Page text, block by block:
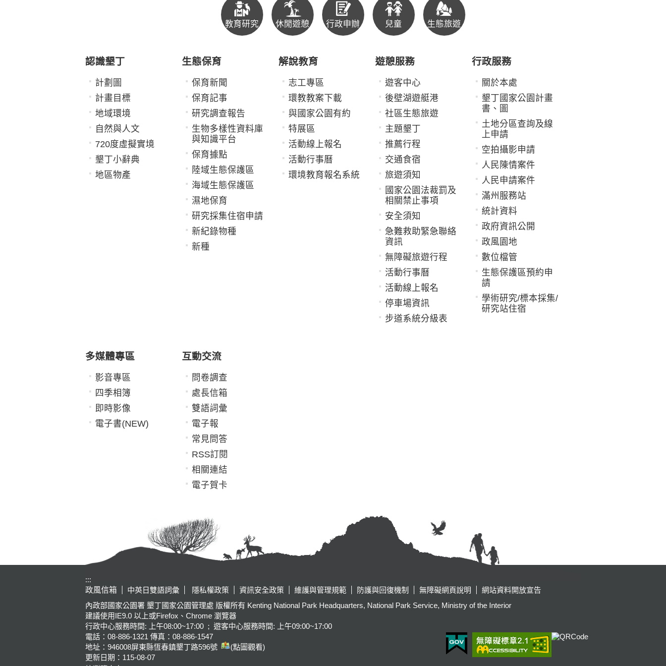
教育研究 休閒遊憩 行政申辦 兒童 生態旅遊
認識墾丁
計劃圖
計畫目標
地域環境
自然與人文
720度虛擬實境
墾丁小辭典
地區物產
生態保育
保育新聞
保育記事
研究調查報告
生物多樣性資料庫
與知識平台
保育據點
陸域生態保護區
海域生態保護區
濕地保育
研究採集住宿申請
新紀錄物種
新種
解說教育
志工專區
環教教案下載
與國家公園有約
特展區
活動線上報名
活動行事曆
環境教育報名系統
遊憩服務
遊客中心
後壁湖遊艇港
社區生態旅遊
主題墾丁
推薦行程
交通食宿
旅遊須知
國家公園法裁罰及
相關禁止事項
安全須知
急難救助緊急聯絡
資訊
無障礙旅遊行程
活動行事曆
活動線上報名
停車場資訊
步道系統分級表
行政服務
關於本處
墾丁國家公園計畫
書、圖
土地分區查詢及線
上申請
空拍攝影申請
人民陳情案件
人民申請案件
滿州服務站
統計資料
政府資訊公開
政風園地
數位檔管
生態保護區預約申
請
學術研究/標本採集/
研究站住宿
多媒體專區
影音專區
四季相簿
即時影像
電子書(NEW)
互動交流
問卷調查
處長信箱
雙語詞彙
電子報
常見問答
RSS訂閱
相關連結
電子賀卡
:::
政風信箱
中英日雙語詞彙 隱私權政策 資訊安全政策 維護與管理規範 防護與回復機制 無障礙網頁說明
網站資料開放宣告
內政部國家公園署 墾丁國家公園管理處 版權所有 Kenting National Park Headquarters, National Park Service, Ministry of the Interior
建議使用IE9.0 以上或Firefox、Chrome 瀏覽器
行政中心服務時間: 上午08:00~17:00 ; 遊客中心服務時間: 上午09:00~17:00
電話：08-886-1321 傳真：08-886-1547
地址：946008屏東縣恆春鎮墾丁路596號
(點圖觀看)
更新日期： 115-08-07